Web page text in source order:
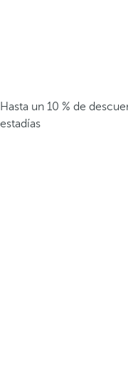
Hasta un 10 % de
estadías